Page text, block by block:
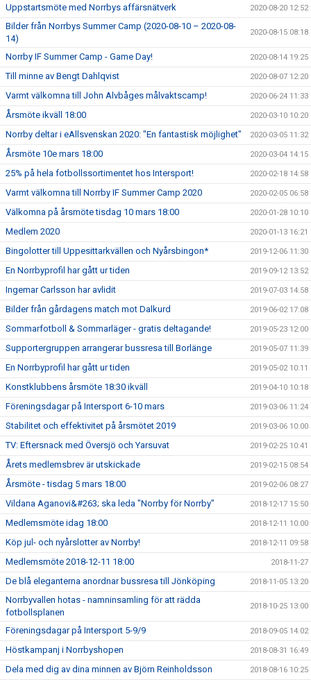
Uppstartsmöte med Norrbys affärsnätverk 2020-08-20 12:52
Bilder från Norrbys Summer Camp (2020-08-10 – 2020-08-
14)
2020-08-15 08:18
Norrby IF Summer Camp - Game Day! 2020-08-14 19:25
Till minne av Bengt Dahlqvist 2020-08-07 12:20
Varmt välkomna till John Alvbåges målvaktscamp! 2020-06-24 11:33
Årsmöte ikväll 18:00 2020-03-10 10:20
Norrby deltar i eAllsvenskan 2020: "En fantastisk möjlighet" 2020-03-05 11:32
Årsmöte 10e mars 18:00 2020-03-04 14:15
25% på hela fotbollssortimentet hos Intersport! 2020-02-18 14:58
Varmt välkomna till Norrby IF Summer Camp 2020 2020-02-05 06:58
Välkomna på årsmöte tisdag 10 mars 18:00 2020-01-28 10:10
Medlem 2020 2020-01-13 16:21
Bingolotter till Uppesittarkvällen och Nyårsbingon* 2019-12-06 11:30
En Norrbyprofil har gått ur tiden 2019-09-12 13:52
Ingemar Carlsson har avlidit 2019-07-03 14:58
Bilder från gårdagens match mot Dalkurd 2019-06-02 17:08
Sommarfotboll & Sommarläger - gratis deltagande! 2019-05-23 12:00
Supportergruppen arrangerar bussresa till Borlänge 2019-05-07 11:39
En Norrbyprofil har gått ur tiden 2019-05-02 10:11
Konstklubbens årsmöte 18:30 ikväll 2019-04-10 10:18
Föreningsdagar på Intersport 6-10 mars 2019-03-06 11:24
Stabilitet och effektivitet på årsmötet 2019 2019-03-06 10:00
TV: Eftersnack med Översjö och Yarsuvat 2019-02-25 10:41
Årets medlemsbrev är utskickade 2019-02-15 08:54
Årsmöte - tisdag 5 mars 18:00 2019-02-06 08:27
Vildana Aganovi&#263; ska leda "Norrby för Norrby" 2018-12-17 15:50
Medlemsmöte idag 18:00 2018-12-11 10:00
Köp jul- och nyårslotter av Norrby! 2018-12-11 09:58
Medlemsmöte 2018-12-11 18:00 2018-11-27
De blå eleganterna anordnar bussresa till Jönköping 2018-11-05 13:20
Norrbyvallen hotas - namninsamling för att rädda
fotbollsplanen
2018-10-25 13:00
Föreningsdagar på Intersport 5-9/9 2018-09-05 14:02
Höstkampanj i Norrbyshopen 2018-08-31 16:49
Dela med dig av dina minnen av Björn Reinholdsson 2018-08-16 10:25